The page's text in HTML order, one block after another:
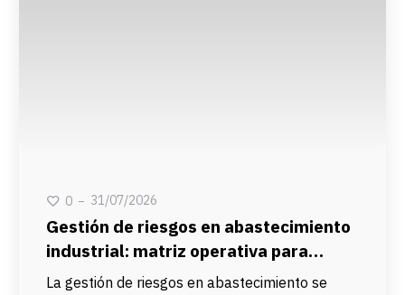
0 31/07/2026
Gestión de riesgos en abastecimiento
industrial: matriz operativa para
proveedores y sostenibilidad
La gestión de riesgos en abastecimiento se